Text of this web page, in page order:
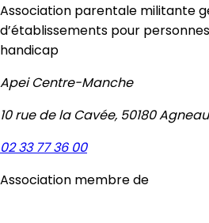
Association parentale militante
d’établissements pour
handicap
Apei Centre-Manche
10 rue de la Cavée, 50180
02 33 77 36 00
Association membre de